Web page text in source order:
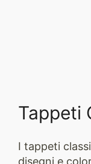
Tappeti
I tappeti
disegni e